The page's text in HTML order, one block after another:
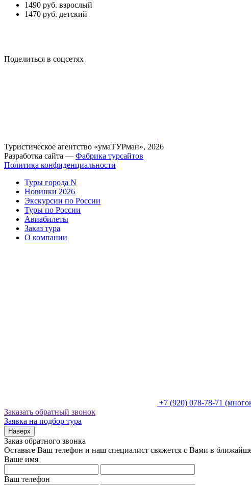
1490 руб. взрослый
1470 руб. детский
Поделиться в соцсетях
Туристическое агентство «умаТУРман», 2026
Разработка сайта — Фабрика турсайтов
Политика конфиденциальности
Туры города N
Новинки 2026
Экскурсии по России
Туры по России
Авиабилеты
Заказ тура
О компании
+7 (920) 078-78-71
Заказать обратный звонок
Заявка на подбор тура
Наверх
Заказ обратного звонка
Оставьте Ваш телефон и наш специалист свяжется с Вами в
Ваше имя
Ваш телефон